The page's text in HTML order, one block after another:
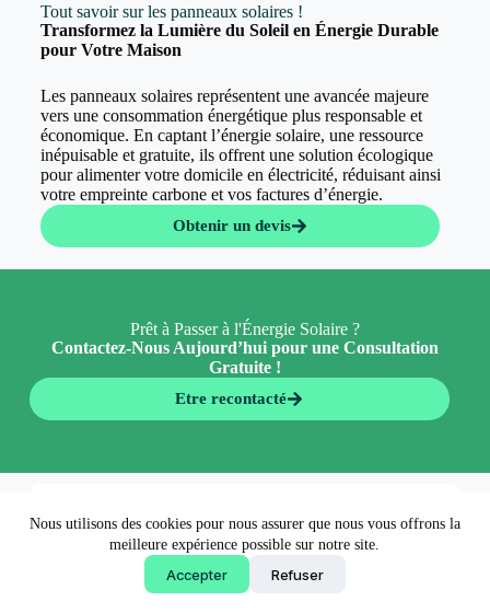
Nous utilisons des cookies pour nous assurer que nous vous offrons la
meilleure expérience possible sur notre site.
Accepter Refuser
Tout savoir sur les panneaux solaires !
Transformez la Lumière du Soleil en Énergie Durable
pour Votre Maison
Les panneaux solaires représentent une avancée majeure
vers une consommation énergétique plus responsable et
économique. En captant l’énergie solaire, une ressource
inépuisable et gratuite, ils offrent une solution écologique
pour alimenter votre domicile en électricité, réduisant ainsi
votre empreinte carbone et vos factures d’énergie.
Obtenir un devis
Prêt à Passer à l'Énergie Solaire ?
Contactez-Nous Aujourd’hui pour une Consultation
Gratuite !
Etre recontacté
Obtenir un devis
Copyright © 2026 - EconormWay - Solutions écologiques